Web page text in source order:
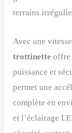
terrains
Avec une
trottinetteoffre
puissance et
permet une
complète en
et l’éclairage